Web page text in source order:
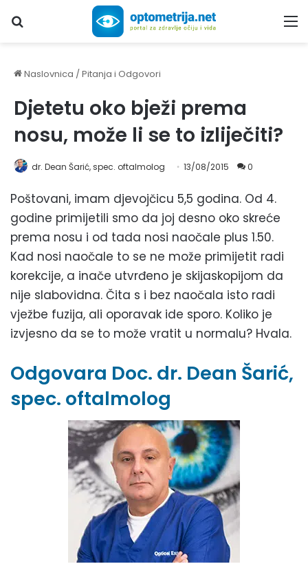
Upiši traženi pojam...
Naslovnica /Pitanja i Odgovori
Djetetu oko bježi prema
nosu, može li se to izliječiti?
dr. Dean Šarić, spec. oftalmolog 13/08/2015 0
Poštovani, imam djevojčicu 5,5 godina. Od 4.
godine primijetili smo da joj desno oko skreće
prema nosu i od tada nosi naočale plus 1.50.
Kad nosi naočale to se ne može primijetit radi
korekcije, a inače utvrđeno je skijaskopijom da
nije slabovidna. Čita s i bez naočala isto radi
vježbe fuzija, ali oporavak ide sporo. Koliko je
izvjesno da se to može vratit u normalu? Hvala.
Odgovara Doc. dr. Dean Šarić,
spec. oftalmolog